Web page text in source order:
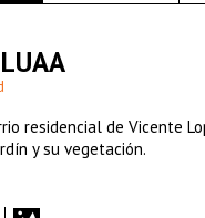
residencial de Vicente
y su vegetación.